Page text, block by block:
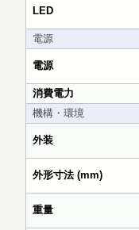
LED
電源
電源
消費電力
機構・環境
外装
外形寸法 (mm)
重量